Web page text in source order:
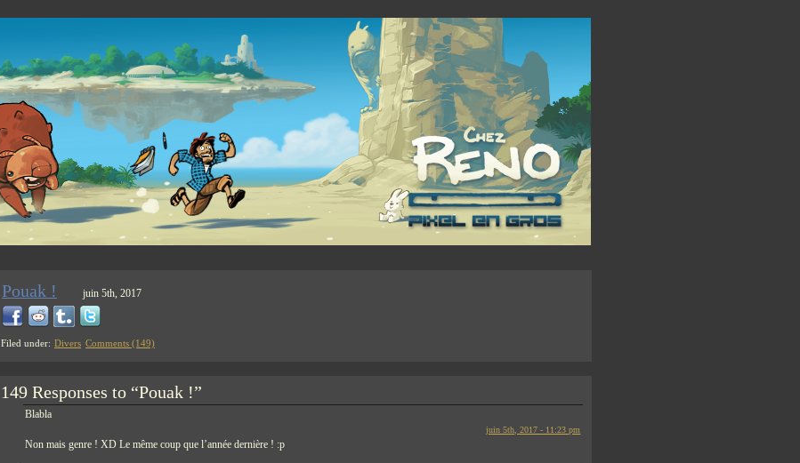
Pouak ! juin 5th, 2017
Filed under: Divers Comments (149)
149 Responses to “Pouak !”
Blabla
juin 5th, 2017 - 11:23 pm
Non mais genre ! XD Le même coup que l’année dernière ! :p